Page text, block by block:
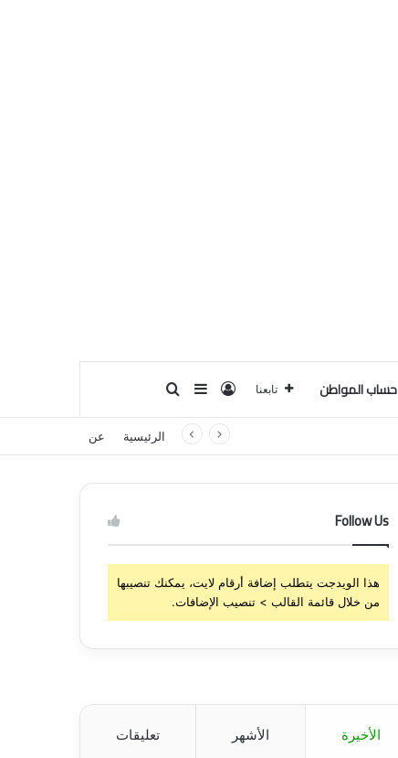
حساب المواطن تابعنا تسجيل الدخول
إضافة عمود جانبي
الرئيسية عن
Follow Us
هذا الويدجت يتطلب إضافة أرقام لايت، يمكنك تنصيبها
من خلال قائمة القالب > تنصيب الإضافات.
الأخيرة الأشهر تعليقات